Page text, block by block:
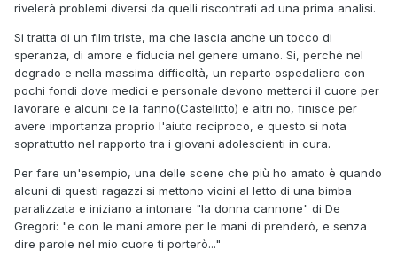
rivelerà problemi diversi da quelli riscontrati ad una prima analisi.
Si tratta di un film triste, ma che lascia anche un tocco di
speranza, di amore e fiducia nel genere umano. Si, perchè nel
degrado e nella massima difficoltà, un reparto ospedaliero con
pochi fondi dove medici e personale devono metterci il cuore per
lavorare e alcuni ce la fanno(Castellitto) e altri no, finisce per
avere importanza proprio l'aiuto reciproco, e questo si nota
soprattutto nel rapporto tra i giovani adolescienti in cura.
Per fare un'esempio, una delle scene che più ho amato è quando
alcuni di questi ragazzi si mettono vicini al letto di una bimba
paralizzata e iniziano a intonare "la donna cannone" di De
Gregori: "e con le mani amore per le mani di prenderò, e senza
dire parole nel mio cuore ti porterò..."